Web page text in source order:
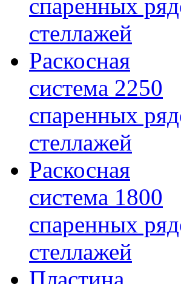
спаренных
стеллажей
Раскосная
система 2250
спаренных
стеллажей
Раскосная
система 1800
спаренных
стеллажей